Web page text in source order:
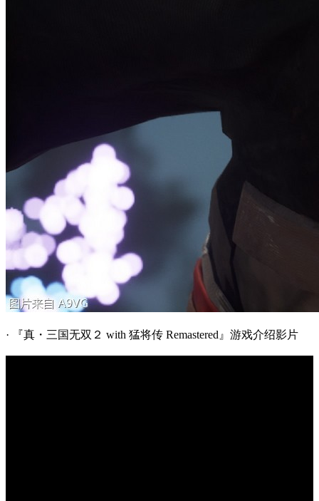
· 『真・三国无双２ with 猛将传 Remastered』游戏介绍影片